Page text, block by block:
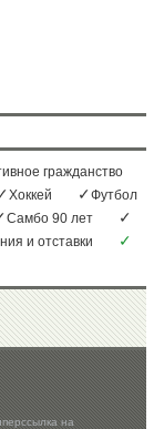
гражданство
Хоккей
Футбол
Самбо 90 лет
и отставки
на